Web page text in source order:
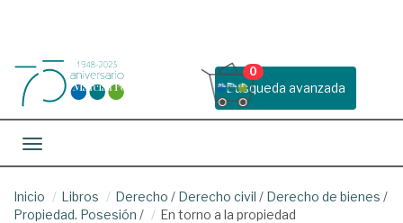
Busqueda avanzada
0
Toggle navigation
Inicio Libros Derecho / Derecho civil / Derecho de bienes /
Propiedad. Posesión / En torno a la propiedad